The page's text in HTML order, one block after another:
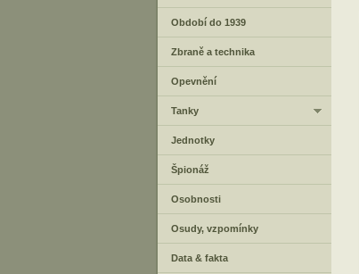
Období do 1939
Zbraně a technika
Opevnění
Tanky
Jednotky
Špionáž
Osobnosti
Osudy, vzpomínky
Data & fakta